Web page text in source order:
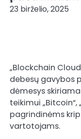
23 birželio, 2025
„Blockchain
debesų gavybos
dėmesys
teikimui „Bitcoin“,
pagrindinėms
vartotojams.